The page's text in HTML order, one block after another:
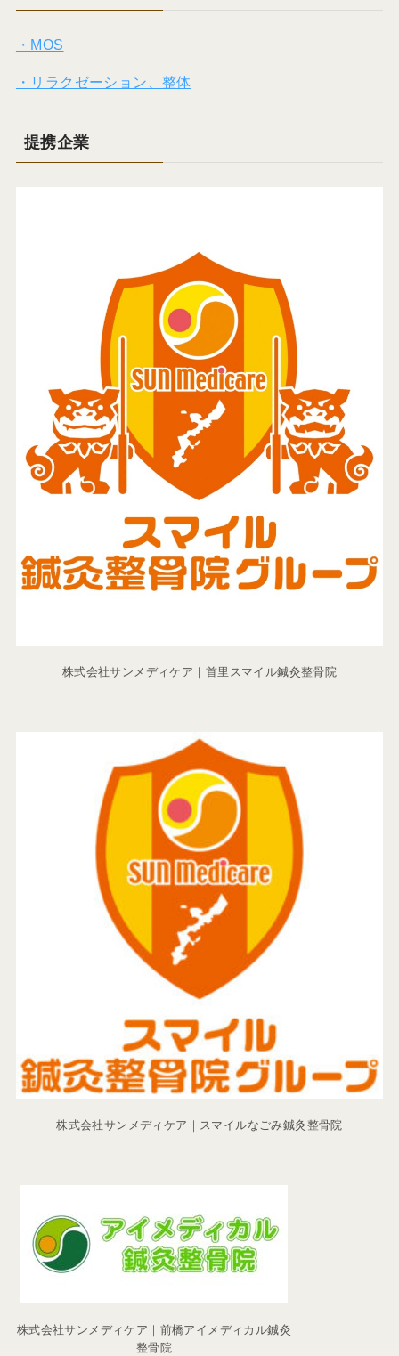
・MOS
・リラクゼーション、整体
提携企業
株式会社サンメディケア｜首里スマイル鍼灸整骨院
株式会社サンメディケア｜スマイルなごみ鍼灸整骨院
株式会社サンメディケア｜前橋アイメディカル鍼灸
整骨院